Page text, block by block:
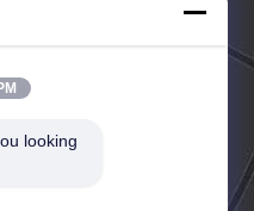
looking